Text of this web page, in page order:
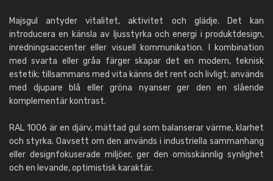
Majsgul antyder vitalitet, aktivitet och glädje. Det kan
introducera en känsla av ljusstyrka och energi i produktdesign,
inredningsaccenter eller visuell kommunikation. I kombination
med svarta eller gråa färger skapar det en modern, teknisk
estetik; tillsammans med vita känns det rent och livligt; används
med djupare blå eller gröna nyanser ger den en slående
komplementär kontrast.
RAL 1006 är en djärv, mättad gul som balanserar värme, klarhet
och styrka. Oavsett om den används i industriella sammanhang
eller designfokuserade miljöer, ger den omisskännlig synlighet
och en levande, optimistisk karaktär.